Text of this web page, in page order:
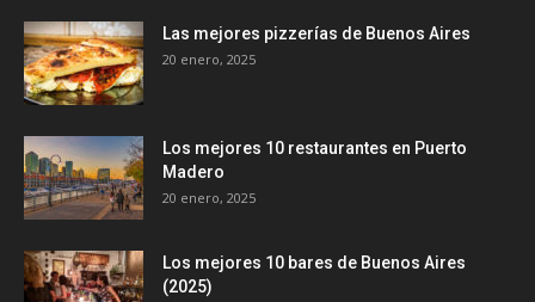
Las mejores pizzerías de Buenos Aires
20 enero, 2025
Los mejores 10 restaurantes en Puerto
Madero
20 enero, 2025
Los mejores 10 bares de Buenos Aires
(2025)